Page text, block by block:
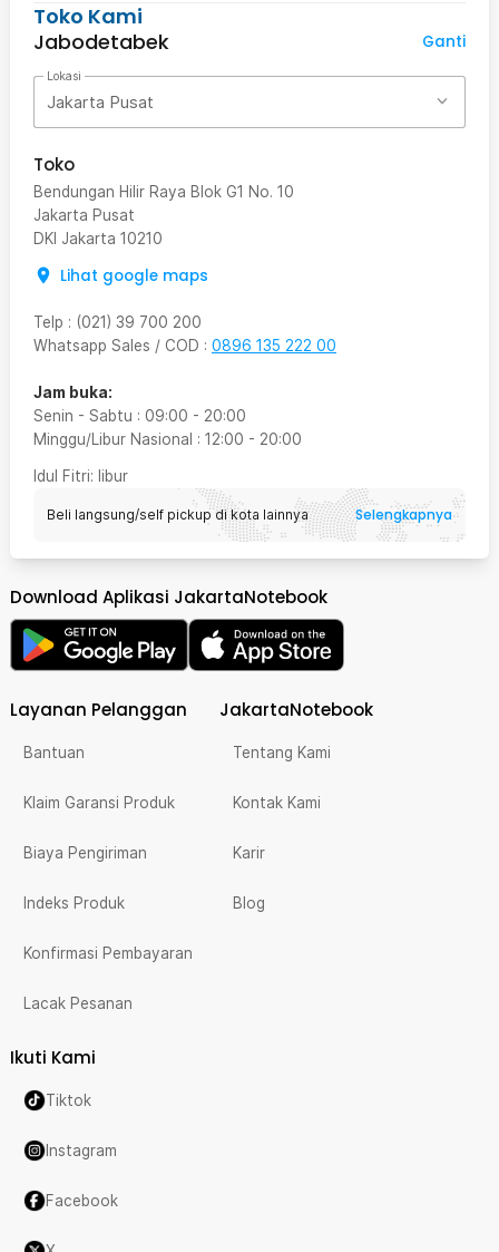
Toko Kami
Jabodetabek
Ganti
Lokasi
Jakarta Pusat
Toko
Bendungan Hilir Raya Blok G1 No. 10
Jakarta Pusat
DKI Jakarta 10210
Lihat google maps
Telp : (021) 39 700 200
Whatsapp Sales / COD : 0896 135 222 00
Jam buka:
Senin - Sabtu : 09:00 - 20:00
Minggu/Libur Nasional : 12:00 - 20:00
Idul Fitri: libur
Beli langsung/self pickup di kota lainnya Selengkapnya
Download Aplikasi JakartaNotebook
Layanan Pelanggan
Bantuan
Klaim Garansi Produk
Biaya Pengiriman
Indeks Produk
Konfirmasi Pembayaran
Lacak Pesanan
JakartaNotebook
Tentang Kami
Kontak Kami
Karir
Blog
Ikuti Kami
Tiktok
Instagram
Facebook